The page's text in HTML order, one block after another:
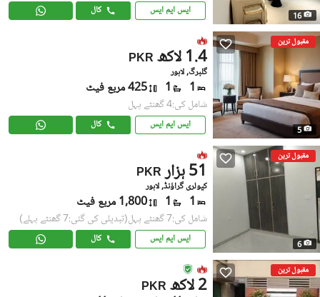
16 ایس ایم ایس کال
مقبول ترین
5
PKR 1.4 لاکھ
گلبرگ, لاہور
1
1 425 مربع فیٹ
شامل کی:4 گھنٹے پہل
ایس ایم ایس کال
مقبول ترین
6
PKR 51 ہزار
کیولری گراؤنڈ, لاہور
1
1 1,800 مربع فیٹ
شامل کی:7 گھنٹے پہل (تبدیلی کی گئی:7 گھنٹے پہلے)
ایس ایم ایس کال
مقبول ترین
PKR 2 لاکھ